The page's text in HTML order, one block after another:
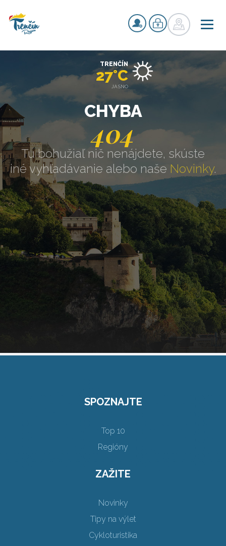
CHYBA
404
Tu bohužiaľ nič nenájdete, skúste
iné vyhľadávanie alebo naše Novinky.
TRENČÍN
27°C
JASNO
SPOZNAJTE
Top 10
Regióny
ZAŽITE
Novinky
Tipy na výlet
Cykloturistika